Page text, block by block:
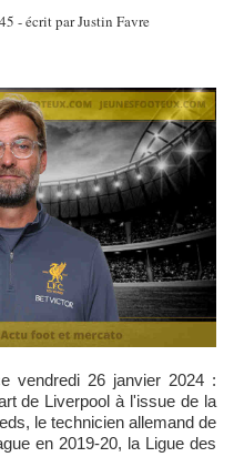
- écrit parJustin Favre
de Liverpool à l'issue de la
le technicien allemand de
en 2019-20, la Ligue des